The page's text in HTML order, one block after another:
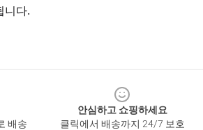
니다.
배송
안심하고 쇼핑하세요
클릭에서 배송까지 24/7 보호